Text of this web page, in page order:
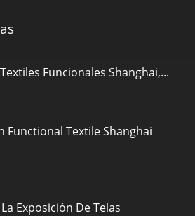
Funcionales Shanghai,...
Functional Textile Shanghai
Exposición De Telas